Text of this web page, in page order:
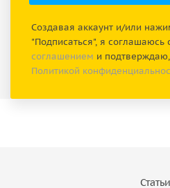
Создавая аккаунт и/или
"Подписаться", я соглашаюсь
соглашением и
Политикой
Статьи